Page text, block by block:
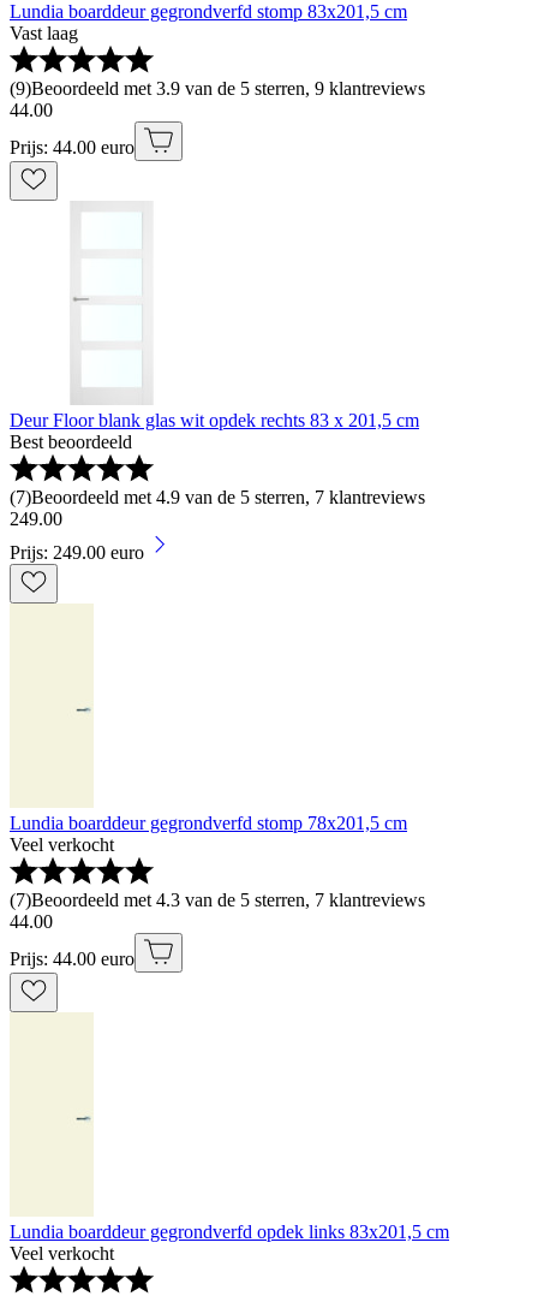
Lundia boarddeur gegrondverfd stomp 83x201,5 cm
Vast laag
(9)Beoordeeld met 3.9 van de 5 sterren, 9 klantreviews
44.00
Prijs: 44.00 euro
Deur Floor blank glas wit opdek rechts 83 x 201,5 cm
Best beoordeeld
(7)Beoordeeld met 4.9 van de 5 sterren, 7 klantreviews
249.00
Prijs: 249.00 euro
Lundia boarddeur gegrondverfd stomp 78x201,5 cm
Veel verkocht
(7)Beoordeeld met 4.3 van de 5 sterren, 7 klantreviews
44.00
Prijs: 44.00 euro
Lundia boarddeur gegrondverfd opdek links 83x201,5 cm
Veel verkocht